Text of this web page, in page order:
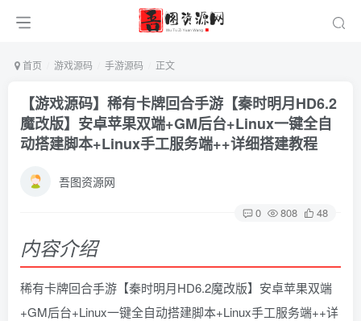
首页 游戏源码 手游源码 正文
【游戏源码】稀有卡牌回合手游【秦时明月HD6.2
魔改版】安卓苹果双端+GM后台+Linux一键全自
动搭建脚本+Linux手工服务端++详细搭建教程
吾图资源网
0 808 48
内容介绍
稀有卡牌回合手游【秦时明月HD6.2魔改版】安卓苹果双端
+GM后台+Linux一键全自动搭建脚本+Linux手工服务端++详